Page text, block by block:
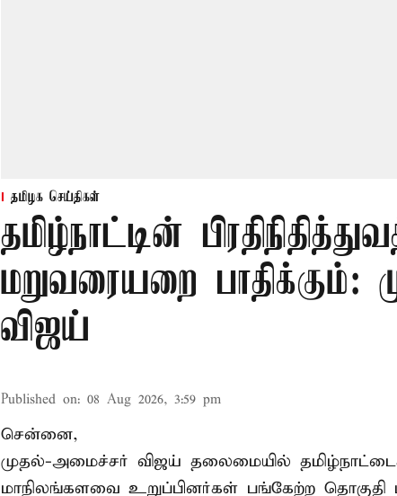
தமிழக செய்திகள்
தமிழ்நாட்டின்
மறுவரையறை பாதிக்கும்:
விஜய்
Published on: 08 Aug 2026, 3:59 pm
சென்னை,
முதல்-அமைச்சர் விஜய் தலைமையில்
மாநிலங்களவை உறுப்பினர்கள் பங்கேற்ற